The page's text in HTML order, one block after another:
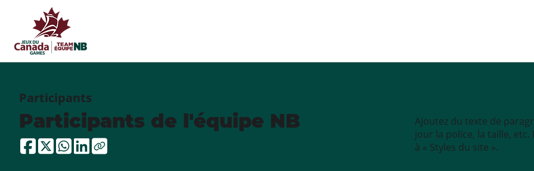
Participants
Participants de l'équipe NB
Ajoutez du texte de
jour la police, la taille,
à « Styles du site ».